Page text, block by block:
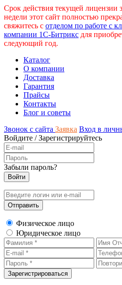
Срок действия текущей лицензии
недели этот сайт полностью
свяжитесь с отделом по работе с
компании 1С-Битрикс для
следующий год.
Каталог
О компании
Доставка
Гарантия
Прайсы
Контакты
Блог и советы
Звонок с сайта Заявка Вход в
Войдите /Зарегистрируйтесь
Забыли пароль?
Физическое лицо
Юридическое лицо